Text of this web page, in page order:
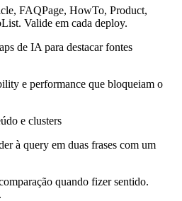
FAQPage, HowTo, Product,
Valide em cada deploy.
de IA para destacar fontes
e performance que bloqueiam o
e clusters
à query em duas frases com um
quando fizer sentido.